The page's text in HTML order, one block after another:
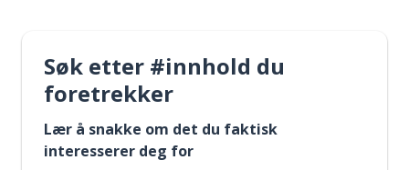
Søk etter #innhold du
foretrekker
Lær å snakke om det du faktisk
interesserer deg for